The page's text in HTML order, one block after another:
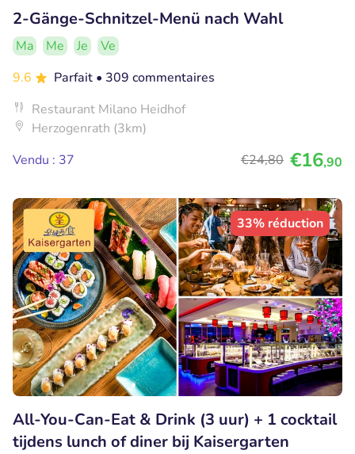
2-Gänge-Schnitzel-Menü nach Wahl
Ma Me Je
Ve
9.6
Parfait • 309 commentaires
Restaurant Milano Heidhof
Herzogenrath (3km)
Vendu : 37
€24,80 €16,90
33% réduction
All-You-Can-Eat & Drink (3 uur) + 1 cocktail
tijdens lunch of diner bij Kaisergarten